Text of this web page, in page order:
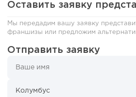
модели производства...
Оставить заявку
Мы передадим вашу заявку
франшизы или предложим
Отправить заявку